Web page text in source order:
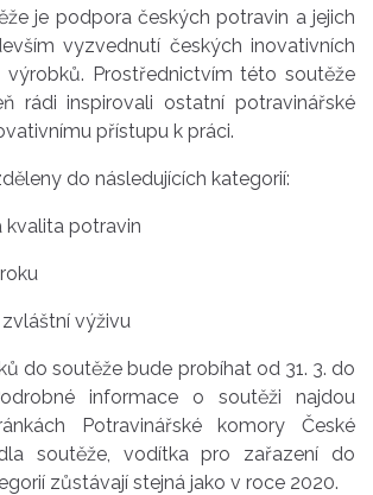
je podpora českých potravin a jejich
vyzvednutí českých inovativních
výrobků. Prostřednictvím této soutěže
rádi inspirovali ostatní potravinářské
přístupu k práci.
do následujících kategorií:
kvalita potravin
výživu
do soutěže bude probíhat od 31. 3. do
informace o soutěži najdou
Potravinářské komory České
soutěže, vodítka pro zařazení do
zůstávají stejná jako v roce 2020.